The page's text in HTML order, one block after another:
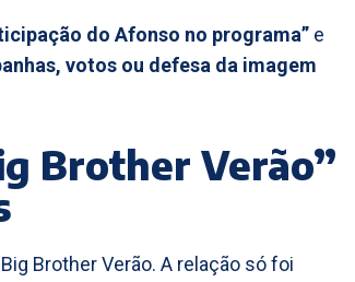
do Afonso no programa” e
votos ou defesa da imagem
Brother Verão”
Brother Verão. A relação só foi